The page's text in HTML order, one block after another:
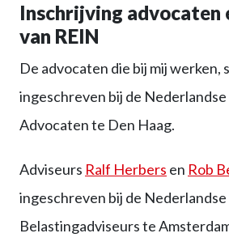
Inschrijving advocaten
van REIN
De advocaten die bij mij werken,
ingeschreven bij de Nederlandse
Advocaten te Den Haag.
Adviseurs Ralf Herbers en Rob
ingeschreven bij de Nederlandse
Belastingadviseurs te